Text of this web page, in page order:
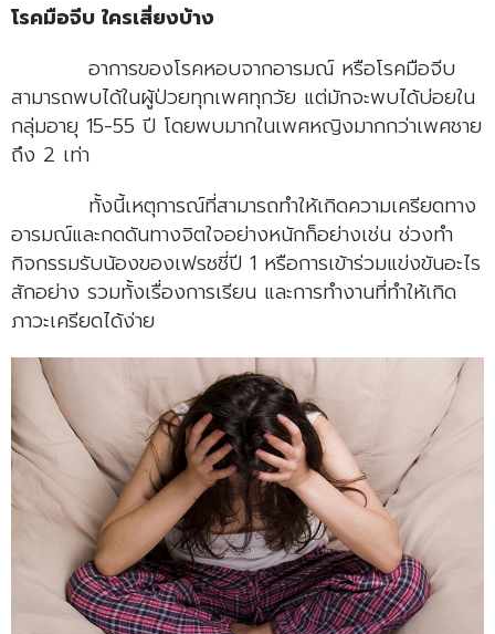
โรคมือจีบ ใครเสี่ยงบ้าง
อาการของโรคหอบจากอารมณ์ หรือโรคมือจีบ
สามารถพบได้ในผู้ป่วยทุกเพศทุกวัย แต่มักจะพบได้บ่อยใน
กลุ่มอายุ 15-55 ปี โดยพบมากในเพศหญิงมากกว่าเพศชาย
ถึง 2 เท่า
ทั้งนี้เหตุการณ์ที่สามารถทำให้เกิดความเครียดทาง
อารมณ์และกดดันทางจิตใจอย่างหนักก็อย่างเช่น ช่วงทำ
กิจกรรมรับน้องของเฟรชชี่ปี 1 หรือการเข้าร่วมแข่งขันอะไร
สักอย่าง รวมทั้งเรื่องการเรียน และการทำงานที่ทำให้เกิด
ภาวะเครียดได้ง่าย